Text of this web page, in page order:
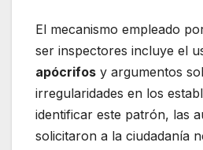
El mecanismo empleado
ser inspectores incluye el
apócrifos y argumentos
irregularidades en los
identificar este patrón, las
solicitaron a la ciudadanía